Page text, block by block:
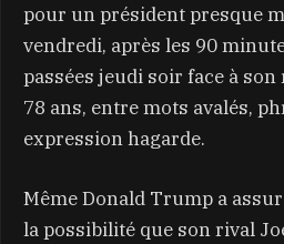
pour un président presque
vendredi, après les 90
passées jeudi soir face à
78 ans, entre mots avalés,
expression hagarde.
Même Donald Trump a
la possibilité que son rival